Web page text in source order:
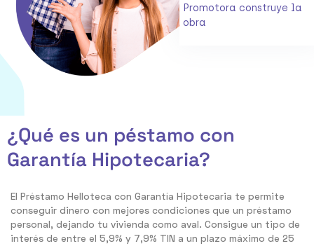
Promotora construye la
obra
¿Qué es un péstamo con
Garantía Hipotecaria?
El Préstamo Helloteca con Garantía Hipotecaria te permite
conseguir dinero con mejores condiciones que un préstamo
personal, dejando tu vivienda como aval. Consigue un tipo de
interés de entre el 5,9% y 7,9% TIN a un plazo máximo de 25